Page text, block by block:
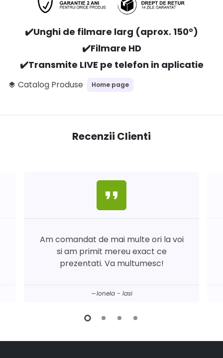
✔️Unghi de filmare larg (aprox. 150°)
✔️Filmare HD
✔️Transmite LIVE pe telefon in aplicatie
layers Catalog Produse Home page
Recenzii Clienti
format_quote
Am comandat de mai multe ori la voi
si am primit mereu exact ce
prezentati. Va multumesc!
Ionela - Iasi